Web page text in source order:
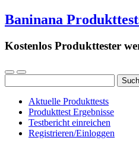
Baninana
Kostenlos Produkttester
nach:
Aktuelle Produkttests
Produkttest Ergebnisse
Testbericht einreichen
Registrieren/Einloggen